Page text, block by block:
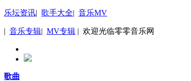
乐坛资讯| 歌手大全| 音乐MV
| 音乐专辑| MV专辑 | 欢迎光临零零音乐网
歌曲